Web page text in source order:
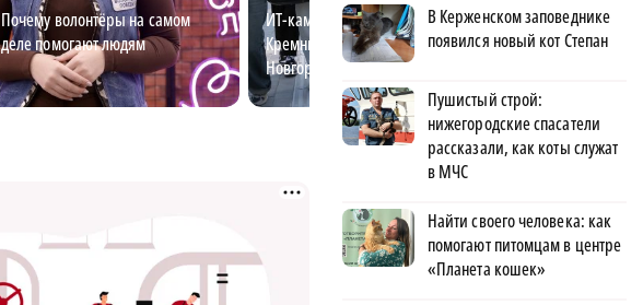
Почему волонтёры на самом
деле помогают людям
ИТ-кампус «Неймарк»: новая
Кремниевая долина в Нижнем
Новгороде
Андрей Вдовин
олимпийскому
В Керженском заповеднике
появился новый кот Степан
Пушистый строй:
нижегородские спасатели
рассказали, как коты служат
в МЧС
Найти своего человека: как
помогают питомцам в центре
«Планета кошек»